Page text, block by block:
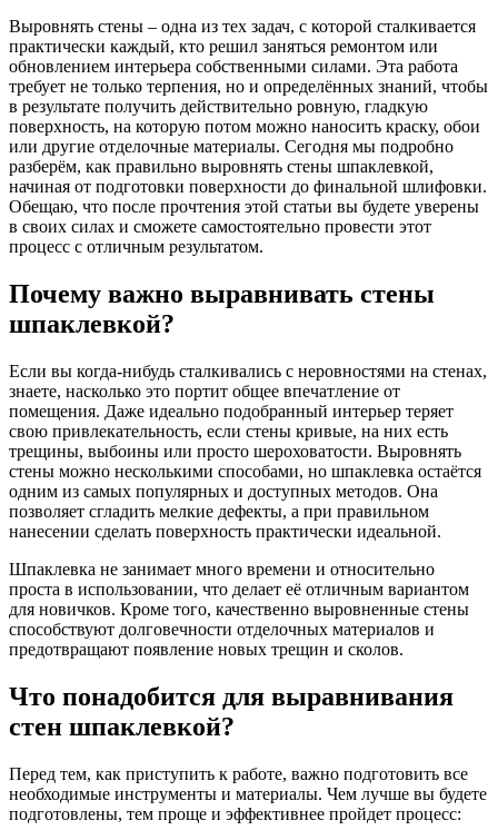
Выровнять стены – одна из тех задач, с которой сталкивается
практически каждый, кто решил заняться ремонтом или
обновлением интерьера собственными силами. Эта работа
требует не только терпения, но и определённых знаний, чтобы
в результате получить действительно ровную, гладкую
поверхность, на которую потом можно наносить краску, обои
или другие отделочные материалы. Сегодня мы подробно
разберём, как правильно выровнять стены шпаклевкой,
начиная от подготовки поверхности до финальной шлифовки.
Обещаю, что после прочтения этой статьи вы будете уверены
в своих силах и сможете самостоятельно провести этот
процесс с отличным результатом.
Почему важно выравнивать стены
шпаклевкой?
Если вы когда-нибудь сталкивались с неровностями на стенах,
знаете, насколько это портит общее впечатление от
помещения. Даже идеально подобранный интерьер теряет
свою привлекательность, если стены кривые, на них есть
трещины, выбоины или просто шероховатости. Выровнять
стены можно несколькими способами, но шпаклевка остаётся
одним из самых популярных и доступных методов. Она
позволяет сгладить мелкие дефекты, а при правильном
нанесении сделать поверхность практически идеальной.
Шпаклевка не занимает много времени и относительно
проста в использовании, что делает её отличным вариантом
для новичков. Кроме того, качественно выровненные стены
способствуют долговечности отделочных материалов и
предотвращают появление новых трещин и сколов.
Что понадобится для выравнивания
стен шпаклевкой?
Перед тем, как приступить к работе, важно подготовить все
необходимые инструменты и материалы. Чем лучше вы будете
подготовлены, тем проще и эффективнее пройдет процесс: